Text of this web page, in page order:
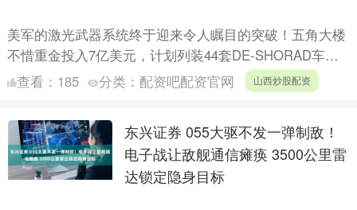
美军的激光武器系统终于迎来令人瞩目的突破！五角大楼
不惜重金投入7亿美元，计划列装44套DE-SHORAD车载
激光系统，每套装备50千瓦级高能激光器，并将它们安
查看： 185 分类： 配资吧配资官网 山西炒股配资
东兴证券 055大驱不发一弹制敌！
电子战让敌舰通信瘫痪 3500公里雷
达锁定隐身目标